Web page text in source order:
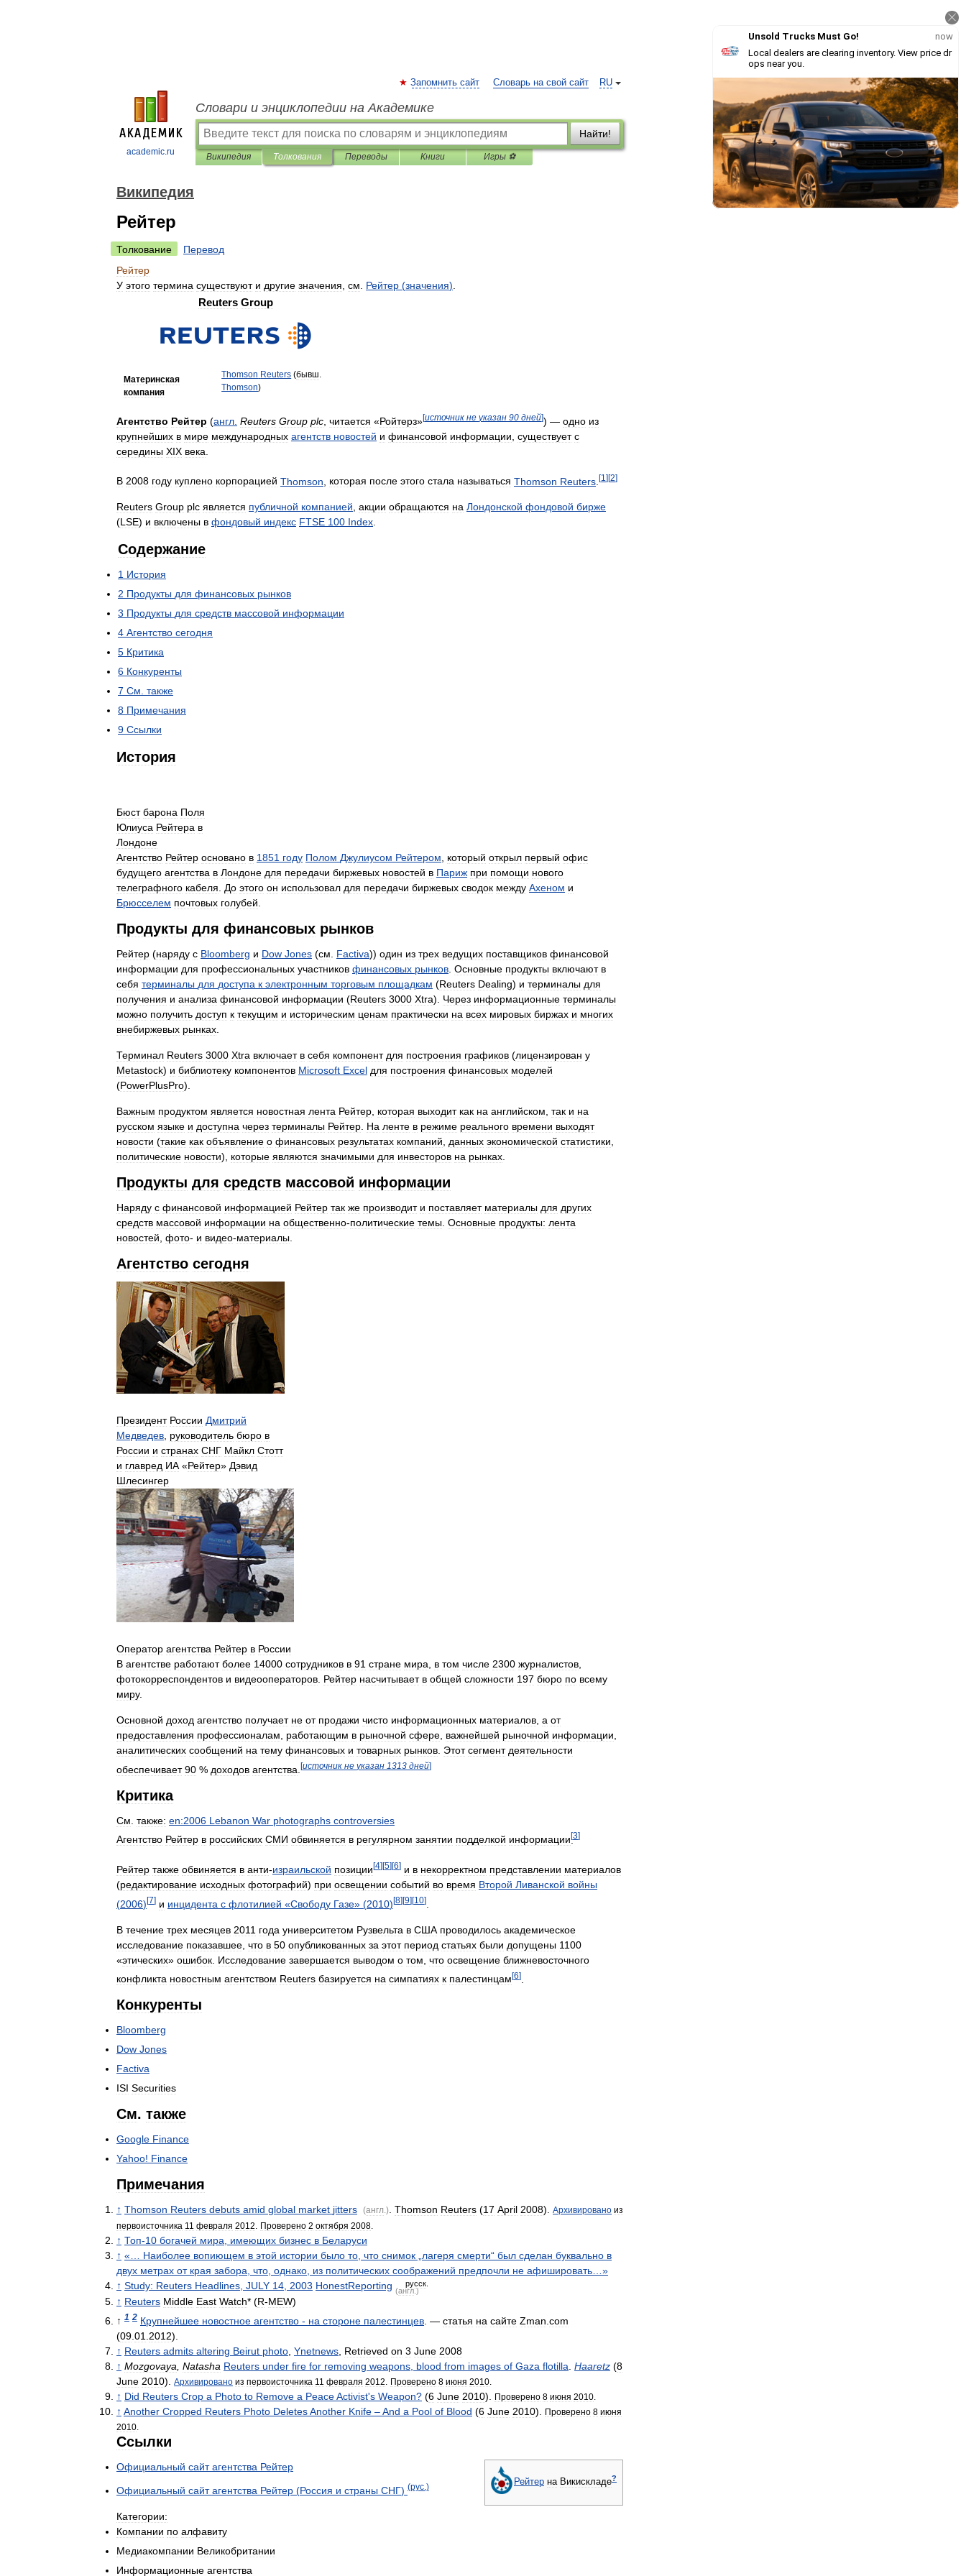
academic.ru
RU
Запомнить сайт Словарь на свой сайт
Словари и энциклопедии на Академике
Найти!
Википедия Толкования Переводы Книги Игры ⚽
Википедия
Рейтер
Толкование
Перевод
Рейтер
У этого термина существуют и другие значения см Рейтер (значения)
Reuters Group
Материнская
компания
Thomson Reuters (бывш.
Thomson)
Агентство Рейтер (англ Reuters Group plc читается «Ройтерз»[источник не указан 90 дней]) — одно из
крупнейших в мире международных агентств новостей и финансовой информации существует с
середины XIX века
В 2008 году куплено корпорацией Thomson которая после этого стала называться Thomson Reuters [1 ][2]
Reuters Group plc является публичной компанией, акции обращаются на Лондонской фондовой бирже
(LSE) и включены в фондовый индекс FTSE 100 Index.
Содержание
1 История
2 Продукты для финансовых рынков
3 Продукты для средств массовой информации
4 Агентство сегодня
5 Критика
6 Конкуренты
7 См. также
8 Примечания
9 Ссылки
История
Бюст барона Поля
Юлиуса Рейтера в
Лондоне
Агентство Рейтер основано в 1851 году Полом Джулиусом Рейтером, который открыл первый офис
будущего агентства в Лондоне для передачи биржевых новостей в Париж при помощи нового
телеграфного кабеля. До этого он использовал для передачи биржевых сводок между Ахеном и
Брюсселем почтовых голубей.
Продукты для финансовых рынков
Рейтер (наряду с Bloomberg и Dow Jones (см. Factiva)) один из трех ведущих поставщиков финансовой
информации для профессиональных участников финансовых рынков. Основные продукты включают в
себя терминалы для доступа к электронным торговым площадкам (Reuters Dealing) и терминалы для
получения и анализа финансовой информации (Reuters 3000 Xtra). Через информационные терминалы
можно получить доступ к текущим и историческим ценам практически на всех мировых биржах и многих
внебиржевых рынках.
Терминал Reuters 3000 Xtra включает в себя компонент для построения графиков (лицензирован у
Metastock) и библиотеку компонентов Microsoft Excel для построения финансовых моделей
(PowerPlusPro).
Важным продуктом является новостная лента Рейтер, которая выходит как на английском, так и на
русском языке и доступна через терминалы Рейтер. На ленте в режиме реального времени выходят
новости (такие как объявление о финансовых результатах компаний, данных экономической статистики,
политические новости), которые являются значимыми для инвесторов на рынках.
Продукты для средств массовой информации
Наряду с финансовой информацией Рейтер так же производит и поставляет материалы для других
средств массовой информации на общественно-политические темы. Основные продукты: лента
новостей, фото- и видео-материалы.
Агентство сегодня
Президент России Дмитрий
Медведев, руководитель бюро в
России и странах СНГ Майкл Стотт
и главред ИА«Рейтер» Дэвид
Шлесингер
Оператор агентства Рейтер в России
В агентстве работают более 14000 сотрудников в 91 стране мира в том числе 2300 журналистов
фотокорреспондентов и видеооператоров Рейтер насчитывает в общей сложности 197 бюро по всему
миру.
Основной доход агентство получает не от продажи чисто информационных материалов а от
предоставления профессионалам работающим в рыночной сфере важнейшей рыночной информации
аналитических сообщений на тему финансовых и товарных рынков Этот сегмент деятельности
обеспечивает 90 % доходов агентства [источник не указан 1313 дней]
Критика
См также: en:2006 Lebanon War photographs controversies
Агентство Рейтер в российских СМИ обвиняется в регулярном занятии подделкой информации.[3]
Рейтер также обвиняется в анти-израильской позиции [4] [5] [6] и в некорректном представлении материалов
(редактирование исходных фотографий) при освещении событий во время Второй Ливанской войны
(2006) [7] и инцидента с флотилией «Свободу Газе» (2010) [8] [9] [10]
В течение трех месяцев 2011 года университетом Рузвельта в США проводилось академическое
исследование показавшее что в 50 опубликованных за этот период статьях были допущены 1100
«этических» ошибок Исследование завершается выводом о том что освещение ближневосточного
конфликта новостным агентством Reuters базируется на симпатиях к палестинцам[6]
Конкуренты
Bloomberg
Dow Jones
Factiva
ISI Securities
См. также
Google Finance
Yahoo! Finance
Примечания
↑ Thomson Reuters debuts amid global market jitters (англ.). Thomson Reuters (17 April 2008). Архивировано из
первоисточника 11 февраля 2012 Проверено 2 октября 2008
↑ Топ-10 богачей мира, имеющих бизнес в Беларуси
↑ «… Наиболее вопиющем в этой истории было то, что снимок „лагеря смерти“ был сделан буквально в
двух метрах от края забора, что, однако, из политических соображений предпочли не афишировать…»
↑ Study: Reuters Headlines, JULY 14, 2003 HonestReporting (англ.)
русск.
↑ Reuters Middle East Watch* (R-MEW)
↑ 1 2 Крупнейшее новостное агентство - на стороне палестинцев . — статья на сайте Zman com
(09 01 2012).
↑ Reuters admits altering Beirut photo Ynetnews Retrieved on 3 June 2008
↑ Mozgovaya Natasha Reuters under fire for removing weapons blood from images of Gaza flotilla Haaretz (8
June 2010). Архивировано из первоисточника 11 февраля 2012 Проверено 8 июня 2010
↑ Did Reuters Crop a Photo to Remove a PeaceActivist's Weapon? (6 June 2010). Проверено 8 июня 2010
↑ Another Cropped Reuters Photo DeletesAnother Knife –And a Pool of Blood (6 June 2010). Проверено 8 июня
2010
Ссылки
Рейтер на Викискладе?
Официальный сайт агентства Рейтер
Официальный сайт агентства Рейтер (Россия и страны СНГ) (рус .)
Категории:
Компании по алфавиту
Медиакомпании Великобритании
Информационные агентства